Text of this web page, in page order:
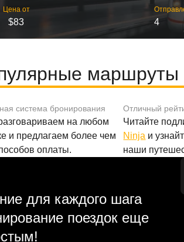
Цена от
$83 4
маршруты
система бронирования
на любом
и предлагаем более чем
оплаты.
Отличный
Читайте
Ninja и
наши
для каждого шага
поездок еще